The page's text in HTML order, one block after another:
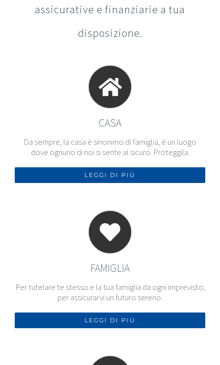
assicurative e finanziarie a tua
disposizione.
CASA
Da sempre, la casa è sinonimo di famiglia, è un luogo
dove ognuno di noi si sente al sicuro. Proteggila.
LEGGI DI PIÙ
FAMIGLIA
Per tutelare te stesso e la tua famiglia da ogni imprevisto,
per assicurarvi un futuro sereno.
LEGGI DI PIÙ